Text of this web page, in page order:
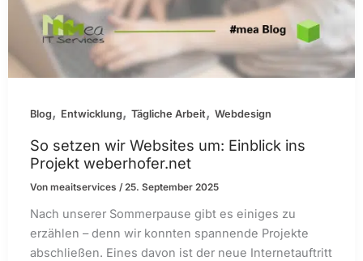
Blog, Entwicklung,Tägliche Arbeit,Webdesign
So setzen wir Websites um: Einblick ins
Projekt weberhofer.net
Vonmeaitservices /25. September 2025
Nach unserer Sommerpause gibt es einiges zu
erzählen – denn wir konnten spannende Projekte
abschließen. Eines davon ist der neue Internetauftritt